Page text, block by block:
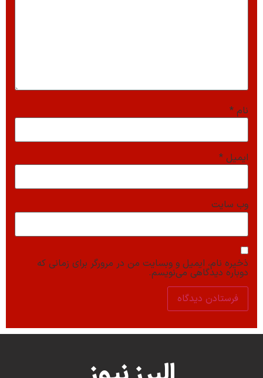
نام *
ایمیل *
وب‌ سایت
ذخیره نام، ایمیل و وبسایت من در مرورگر برای زمانی که
دوباره دیدگاهی می‌نویسم.